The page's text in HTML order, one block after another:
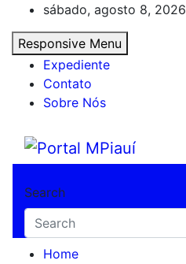
content
sábado, agosto 8, 2026
Responsive Menu
Expediente
Contato
Sobre Nós
Portal MPiauí
Search
Home